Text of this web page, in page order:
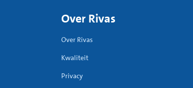
Over Rivas
Over Rivas
Kwaliteit
Privacy